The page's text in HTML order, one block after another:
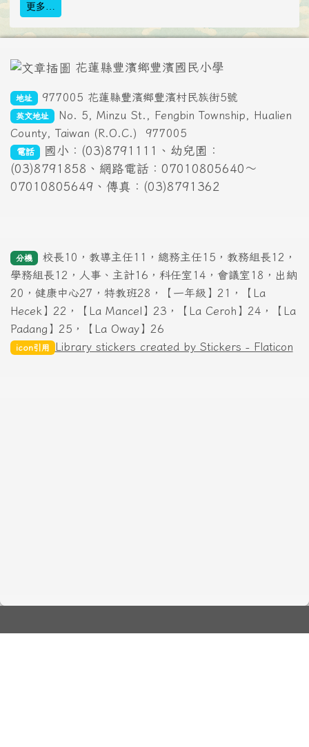
更多…
花蓮縣豐濱鄉豐濱國民小學
地址 977005 花蓮縣豐濱鄉豐濱村民族街5號
英文地址
No. 5, Minzu St., Fengbin Township, Hualien
County, Taiwan (R.O.C.)
977005
電話
國小：(03)8791111、幼兒園：
(03)8791858、網路電話：07010805640～
07010805649、傳真：(03)8791362
分機
校長10，教導主任11，總務主任15，教務組長12，
學務組長12，人事、主計16，科任室14，會議室18，出納
20，健康中心27，特教班28，【一年級】21，【La
Hecek】22，【La Mancel】23，【La Ceroh】24，【La
Padang】25，【La Oway】26
icon引用 Library stickers created by Stickers - Flaticon